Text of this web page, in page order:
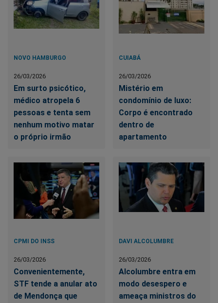
NOVO HAMBURGO
26/03/2026
Em surto psicótico,
médico atropela 6
pessoas e tenta sem
nenhum motivo matar
o próprio irmão
CUIABÁ
26/03/2026
Mistério em
condomínio de luxo:
Corpo é encontrado
dentro de
apartamento
CPMI DO INSS
26/03/2026
Convenientemente,
STF tende a anular ato
de Mendonça que
DAVI ALCOLUMBRE
26/03/2026
Alcolumbre entra em
modo desespero e
ameaça ministros do